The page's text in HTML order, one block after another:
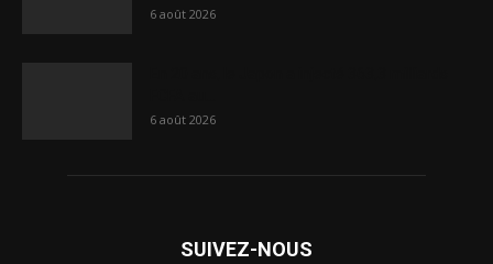
6 août 2026
6 août 2026
SUIVEZ-NOUS